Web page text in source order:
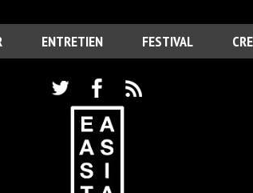
ENTRETIEN FESTIVAL